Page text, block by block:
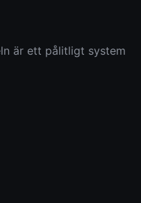
är ett pålitligt system